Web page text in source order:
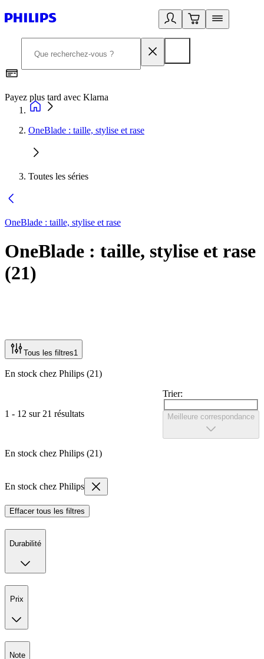
Payez plus tard avec Klarna
OneBlade : taille, stylise et rase
Toutes les séries
OneBlade : taille, stylise et rase
OneBlade : taille, stylise et rase
(21)
Tous les filtres1
En stock chez Philips (21)
1 - 12 sur 21 résultats
Trier:
Meilleure correspondance
En stock chez Philips (21)
En stock chez Philips
Effacer tous les filtres
Durabilité
Prix
Note